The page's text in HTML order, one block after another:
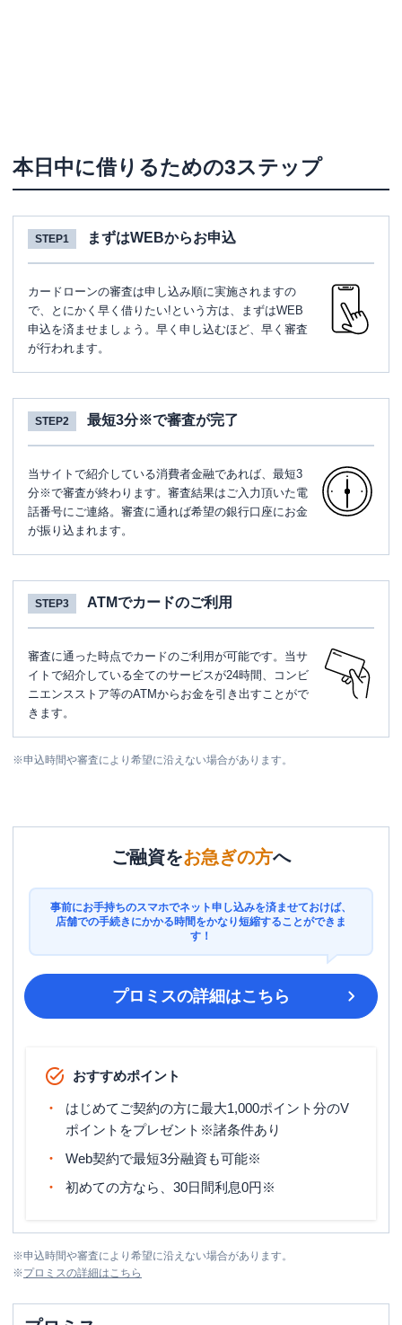
本日中に借りるための3ステップ
STEP1 まずはWEBからお申込
カードローンの審査は申し込み順に実施されますの
で、とにかく早く借りたい!という方は、まずはWEB
申込を済ませましょう。早く申し込むほど、早く審査
が行われます。
STEP2 最短3分※で審査が完了
当サイトで紹介している消費者金融であれば、最短3
分※で審査が終わります。審査結果はご入力頂いた電
話番号にご連絡。審査に通れば希望の銀行口座にお金
が振り込まれます。
STEP3 ATMでカードのご利用
審査に通った時点でカードのご利用が可能です。当サ
イトで紹介している全てのサービスが24時間、コンビ
ニエンスストア等のATMからお金を引き出すことがで
きます。
※申込時間や審査により希望に沿えない場合があります。
ご融資をお急ぎの方へ
事前にお手持ちのスマホでネット申し込みを済ませておけば、
店舗での手続きにかかる時間をかなり短縮することができま
す！
プロミスの詳細はこちら
おすすめポイント
はじめてご契約の方に最大1,000ポイント分のV
ポイントをプレゼント※諸条件あり
Web契約で最短3分融資も可能※
初めての方なら、30日間利息0円※
※申込時間や審査により希望に沿えない場合があります。
※プロミスの詳細はこちら